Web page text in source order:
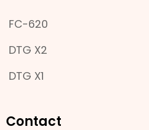
FC-620
DTG X2
DTG X1
Contact